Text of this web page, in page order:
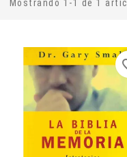
Mostrando 1-1 de 1